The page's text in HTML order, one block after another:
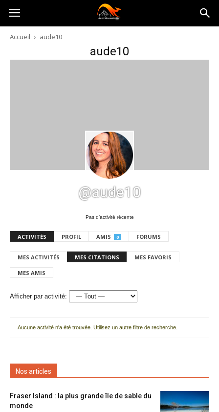
Australia-
australie.com
Accueil aude10
aude10
@aude10
Pas d’activité récente
ACTIVITÉS PROFIL AMIS 0 FORUMS
MES ACTIVITÉS MES CITATIONS MES FAVORIS
MES AMIS
Afficher par activité:
Aucune activité n'a été trouvée. Utilisez un autre filtre de recherche.
Nos articles
Fraser Island : la plus grande île de sable du
monde